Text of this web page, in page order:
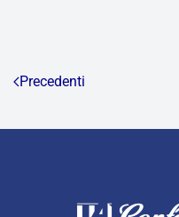
Precedenti